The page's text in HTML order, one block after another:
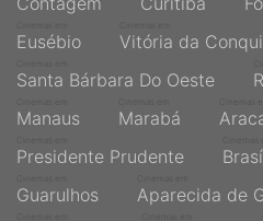
Eusébio Vitória da
Santa Bárbara Do Oeste
Manaus Marabá
Presidente Prudente
Guarulhos Aparecida de